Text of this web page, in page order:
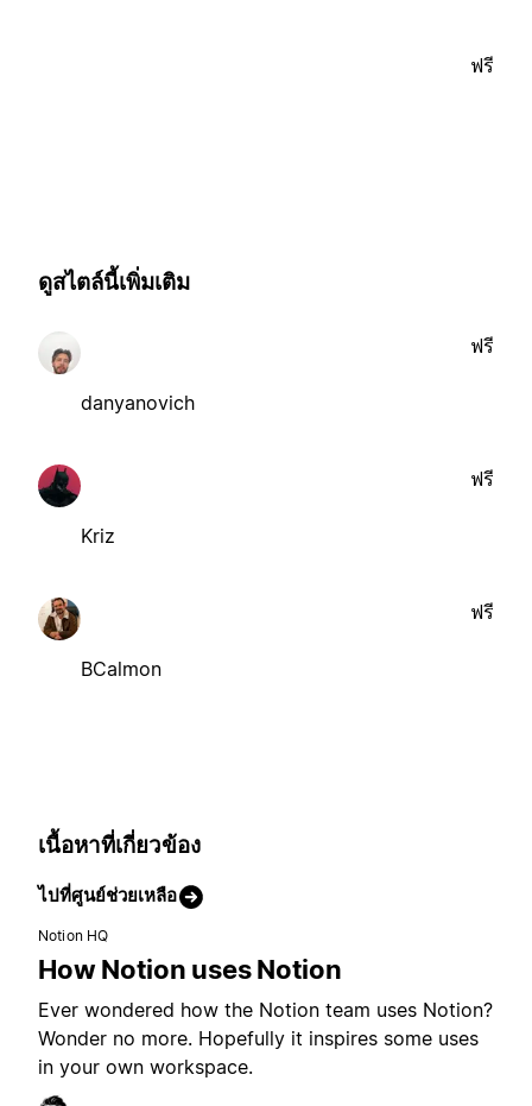
ฟรี
ดูสไตล์นี้เพิ่มเติม
danyanovich
ฟรี
Kriz
ฟรี
BCalmon
ฟรี
เนื้อหาที่เกี่ยวข้อง
ไปที่ศูนย์ช่วยเหลือ
Notion HQ
How Notion uses Notion
Ever wondered how the Notion team uses Notion?
Wonder no more. Hopefully it inspires some uses
in your own workspace.